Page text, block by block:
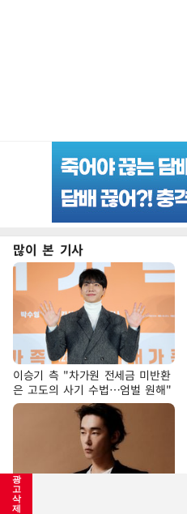
광
고
삭
제
많이 본 기사
이승기 측 "차가원 전세금 미반환
은 고도의 사기 수법…엄벌 원해"